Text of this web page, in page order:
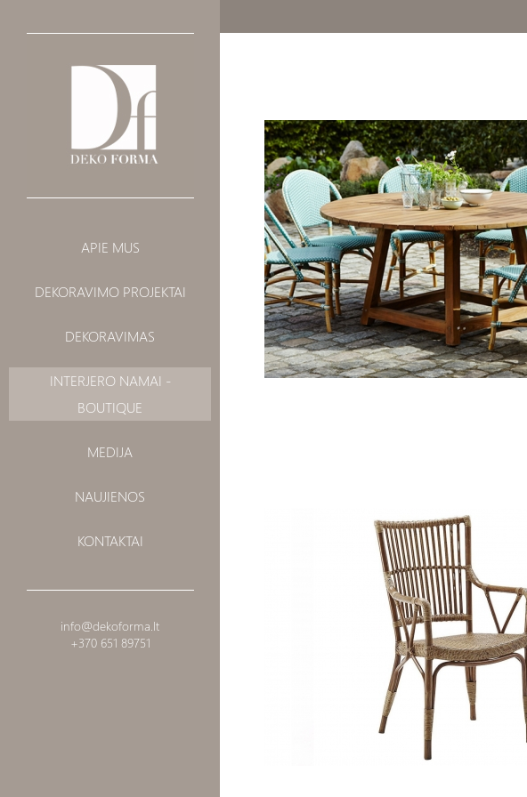
APIE MUS
DEKORAVIMO PROJEKTAI
DEKORAVIMAS
INTERJERO NAMAI -
BOUTIQUE
MEDIJA
NAUJIENOS
KONTAKTAI
info@dekoforma.lt
+370 651 89751
INTERJERO
VISUOMENINIAI
LANDŠAFTAS
BALDAI
VONIOS ĮRANGA